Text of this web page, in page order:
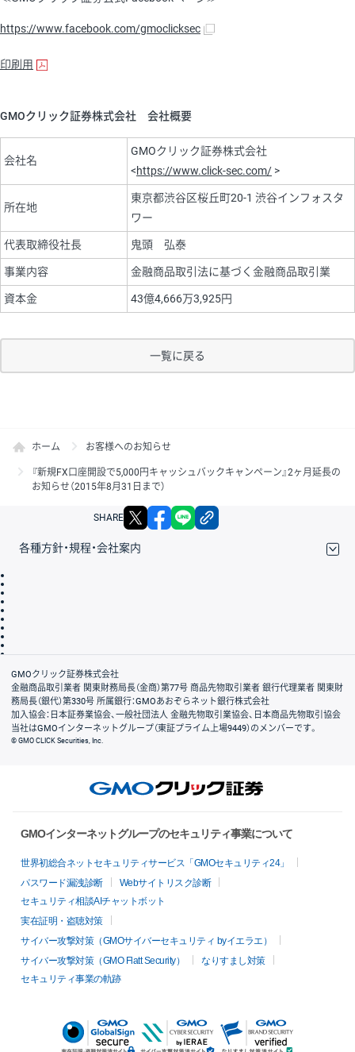
https://www.facebook.com/gmoclicksec
印刷用
GMOクリック証券株式会社 会社概要
会社名
GMOクリック証券株式会社
<https://www.click-sec.com/ >
所在地
東京都渋谷区桜丘町20-1 渋谷インフォスタ
ワー
代表取締役社長 鬼頭 弘泰
事業内容 金融商品取引法に基づく金融商品取引業
資本金 43億4,666万3,925円
一覧に戻る
ホーム お客様へのお知らせ
『新規FX口座開設で5,000円キャッシュバックキャンペーン』2ヶ月延長の
お知らせ（2015年8月31日まで）
SHARE X facebook
各種方針・規程・会社案内
会社案内
GMOクリック証券株式会社
金融商品取引業者 関東財務局長（金商）第77号 商品先物取引業者 銀行代理業者 関東財
務局長（銀代）第330号 所属銀行：GMOあおぞらネット銀行株式会社
加入協会：日本証券業協会、一般社団法人 金融先物取引業協会、日本商品先物取引協会
当社はGMOインターネットグループ（東証プライム上場9449）のメンバーです。
© GMO CLICK Securities, Inc.
GMOインターネットグループのセキュリティ事業について
世界初総合ネットセキュリティサービス「GMOセキュリティ24」
パスワード漏洩診断
Webサイトリスク診断
セキュリティ相談AIチャットボット
実在証明・盗聴対策
サイバー攻撃対策（GMOサイバーセキュリティ byイエラエ）
サイバー攻撃対策（GMO Flatt Security）
なりすまし対策
セキュリティ事業の軌跡